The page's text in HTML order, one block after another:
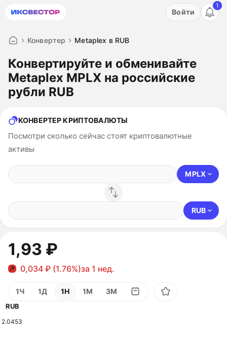
Акция: бесплатный пробный период на 3 дня!
Войти
1
Конвертер Metaplex в RUB
Конвертируйте и обменивайте
Metaplex MPLX на российские
рубли RUB
КОНВЕРТЕР КРИПТОВАЛЮТЫ
Посмотри сколько сейчас стоят криптовалютные
активы
MPLX
RUB
1,93 ₽
0,034 ₽ (1.76%)за 1 нед.
1Ч 1Д 1Н 1М 3М
RUB
2.0453